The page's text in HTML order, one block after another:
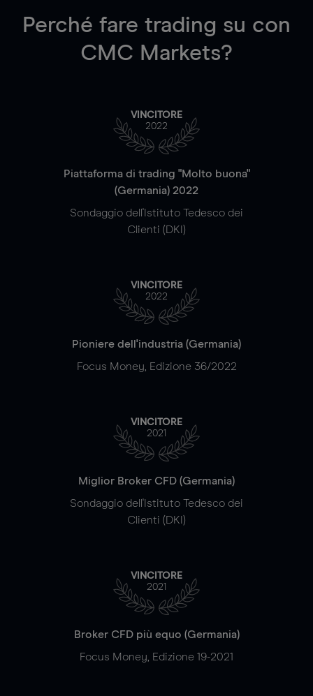
Perché fare trading su con
CMC Markets?
VINCITORE
2022
Piattaforma di trading "Molto buona"
(Germania) 2022
Sondaggio dell'Istituto Tedesco dei
Clienti (DKI)
VINCITORE
2022
Pioniere dell'industria (Germania)
Focus Money, Edizione 36/2022
VINCITORE
2021
Miglior Broker CFD (Germania)
Sondaggio dell'Istituto Tedesco dei
Clienti (DKI)
VINCITORE
2021
Broker CFD più equo (Germania)
Focus Money, Edizione 19-2021